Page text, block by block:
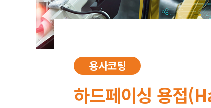
용사코팅
하드페이싱 용접